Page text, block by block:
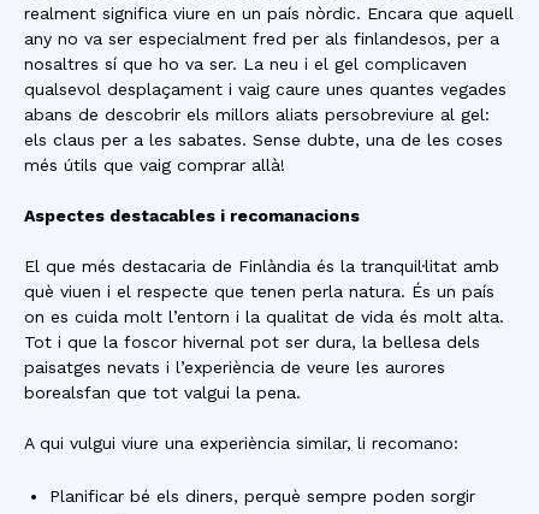
realment significa viure en un país nòrdic. Encara que aquell
any no va ser especialment fred per als finlandesos, per a
nosaltres sí que ho va ser. La neu i el gel complicaven
qualsevol desplaçament i vaig caure unes quantes vegades
abans de descobrir els millors aliats persobreviure al gel:
els claus per a les sabates. Sense dubte, una de les coses
més útils que vaig comprar allà!
Aspectes destacables i recomanacions
El que més destacaria de Finlàndia és la tranquil·litat amb
què viuen i el respecte que tenen perla natura. És un país
on es cuida molt l’entorn i la qualitat de vida és molt alta.
Tot i que la foscor hivernal pot ser dura, la bellesa dels
paisatges nevats i l’experiència de veure les aurores
borealsfan que tot valgui la pena.
A qui vulgui viure una experiència similar, li recomano:
Planificar bé els diners, perquè sempre poden sorgir